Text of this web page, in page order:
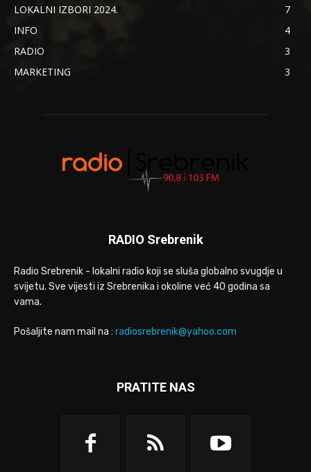
LOKALNI IZBORI 2024.
7
INFO
4
RADIO
3
MARKETING
3
RADIO Srebrenik
Radio Srebrenik - lokalni radio koji se sluša globalno svugdje u
svijetu. Sve vijesti iz Srebrenika i okoline već 40 godina sa
vama.
Pošaljite nam mail na : radiosrebrenik@yahoo.com
PRATITE NAS